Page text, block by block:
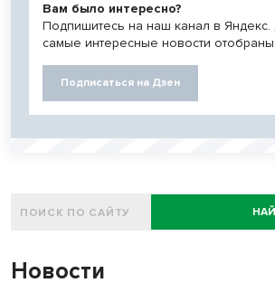
Вам было интересно?
Подпишитесь на наш канал в Яндекс.
самые интересные новости отобраны
Подписаться на Дзен
Новости